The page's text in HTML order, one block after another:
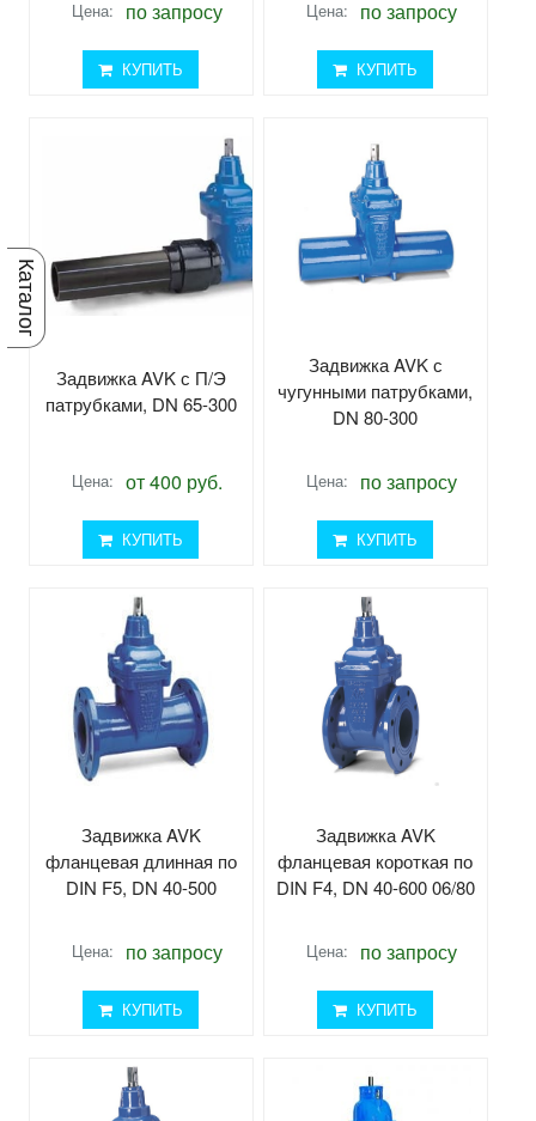
Каталог
Цена: по запросу
КУПИТЬ
Цена: по запросу
КУПИТЬ
Задвижка AVK с П/Э
патрубками, DN 65-300
Цена: от 400 руб.
КУПИТЬ
Задвижка AVK с
чугунными патрубками,
DN 80-300
Цена: по запросу
КУПИТЬ
Задвижка AVK
фланцевая длинная по
DIN F5, DN 40-500
Цена: по запросу
КУПИТЬ
Задвижка AVK
фланцевая короткая по
DIN F4, DN 40-600 06/80
Цена: по запросу
КУПИТЬ